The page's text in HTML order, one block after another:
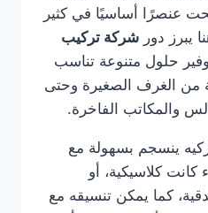
عنصرًا أساسيًا في كثير
يبرز دور شركة تركيب
حلول متنوعة تناسب
من الغرف الصغيرة وحتى
والمكاتب الفاخرة.
ينسجم بسهولة مع
كانت كلاسيكية، أو
كما يمكن تنسيقه مع